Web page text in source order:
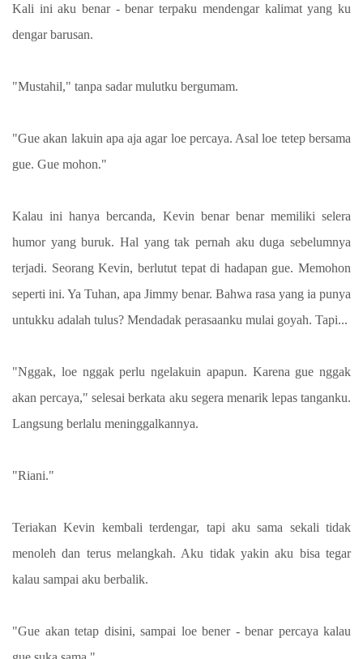
Kali ini aku benar - benar terpaku mendengar kalimat yang ku
dengar barusan.
"Mustahil," tanpa sadar mulutku bergumam.
"Gue akan lakuin apa aja agar loe percaya. Asal loe tetep bersama
gue. Gue mohon."
Kalau ini hanya bercanda, Kevin benar benar memiliki selera
humor yang buruk. Hal yang tak pernah aku duga sebelumnya
terjadi. Seorang Kevin, berlutut tepat di hadapan gue. Memohon
seperti ini. Ya Tuhan, apa Jimmy benar. Bahwa rasa yang ia punya
untukku adalah tulus? Mendadak perasaanku mulai goyah. Tapi...
"Nggak, loe nggak perlu ngelakuin apapun. Karena gue nggak
akan percaya," selesai berkata aku segera menarik lepas tanganku.
Langsung berlalu meninggalkannya.
"Riani."
Teriakan Kevin kembali terdengar, tapi aku sama sekali tidak
menoleh dan terus melangkah. Aku tidak yakin aku bisa tegar
kalau sampai aku berbalik.
"Gue akan tetap disini, sampai loe bener - benar percaya kalau